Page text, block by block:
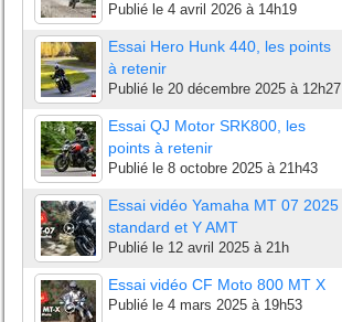
Publié le 4 avril 2026 à 14h19
Essai Hero Hunk 440, les points
à retenir
Publié le 20 décembre 2025 à 12h27
Essai QJ Motor SRK800, les
points à retenir
Publié le 8 octobre 2025 à 21h43
Essai vidéo Yamaha MT 07 2025
standard et Y AMT
Publié le 12 avril 2025 à 21h
Essai vidéo CF Moto 800 MT X
Publié le 4 mars 2025 à 19h53